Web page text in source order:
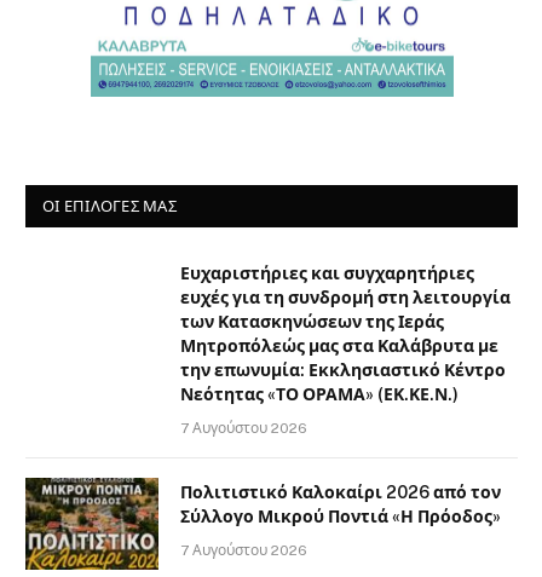
ΟΙ ΕΠΙΛΟΓΈΣ ΜΑΣ
Ευχαριστήριες και συγχαρητήριες
ευχές για τη συνδρομή στη λειτουργία
των Κατασκηνώσεων της Ιεράς
Μητροπόλεώς μας στα Καλάβρυτα με
την επωνυμία: Εκκλησιαστικό Κέντρο
Νεότητας «ΤΟ ΟΡΑΜΑ» (ΕΚ.ΚΕ.Ν.)
7 Αυγούστου 2026
Πολιτιστικό Καλοκαίρι 2026 από τον
Σύλλογο Μικρού Ποντιά «Η Πρόοδος»
7 Αυγούστου 2026